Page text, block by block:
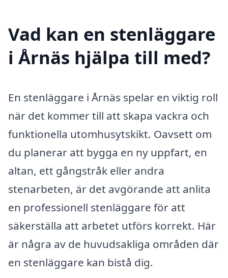
Vad kan en stenläggare
i Årnäs hjälpa till med?
En stenläggare i Årnäs spelar en viktig roll
när det kommer till att skapa vackra och
funktionella utomhusytskikt. Oavsett om
du planerar att bygga en ny uppfart, en
altan, ett gångstråk eller andra
stenarbeten, är det avgörande att anlita
en professionell stenläggare för att
säkerställa att arbetet utförs korrekt. Här
är några av de huvudsakliga områden där
en stenläggare kan bistå dig.